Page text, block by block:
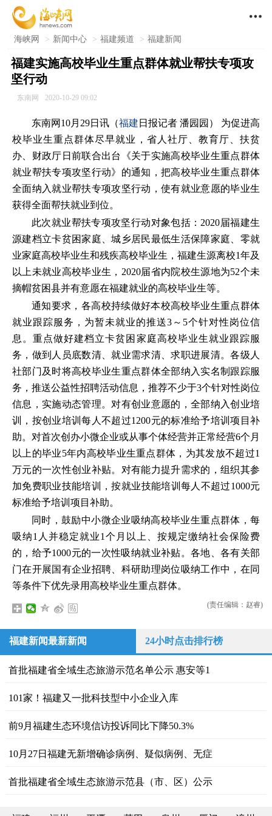

海峡网 > 新闻中心 > 福建频道 > 福建新闻
福建实施高校毕业生重点群体就业帮扶专项攻
坚行动
东南网 2020-10-29 09:02
东南网10月29日讯（福建 日报记者 潘园园） 为促进高
校毕业生重点群体尽早就业，省人社厅、教育厅、扶贫
办、财政厅日前联合出台《关于实施高校毕业生重点群体
就业帮扶专项攻坚行动》的通知，把高校毕业生重点群体
全面纳入就业帮扶专项攻坚行动，使有就业意愿的毕业生
获得全面帮扶就业到位。
此次就业帮扶专项攻坚行动对象包括：2020届福建生
源建档立卡贫困家庭、城乡居民最低生活保障家庭、零就
业家庭高校毕业生和残疾高校毕业生，福建生源离校1年及
以上未就业高校毕业生，2020届省内院校生源地为52个未
摘帽贫困县并有意愿在福建就业的高校毕业生等。
通知要求，各高校持续做好本校高校毕业生重点群体
就业跟踪服务，为暂未就业的推送3～5个针对性岗位信
息。重点做好建档立卡贫困家庭高校毕业生就业跟踪服
务，做到人员底数清、就业需求清、求职进展清。各级人
社部门及时将高校毕业生重点群体全部纳入实名制跟踪服
务，推送公益性招聘活动信息，推荐不少于3个针对性岗位
信息，实施动态管理。对有创业意愿的，全部纳入创业培
训，按创业培训每人不超过1200元的标准给予培训项目补
助。对首次创办小微企业或从事个体经营并正常经营6个月
以上的毕业5年内高校毕业生重点群体，为其发放不超过1
万元的一次性创业补贴。对有能力提升需求的，组织其参
加免费职业技能培训，按就业技能培训每人不超过1000元
标准给予培训项目补助。
同时，鼓励中小微企业吸纳高校毕业生重点群体，每
吸纳1人并稳定就业1个月以上、按规定缴纳社会保险费
的，给予1000元的一次性吸纳就业补贴。各地、各有关部
门在开展国有企业招聘、科研助理岗位吸纳工作中，在同
等条件下优先录用高校毕业生重点群体。
(责任编辑：赵睿)
福建新闻最新新闻 24小时点击排行榜
首批福建省全域生态旅游示范名单公示 惠安等1
101家！福建又一批科技型中小企业入库
前9月福建生态环境信访投诉同比下降50.3%
10月27日福建无新增确诊病例、疑似病例、无症
首批福建省全域生态旅游示范县（市、区）公示